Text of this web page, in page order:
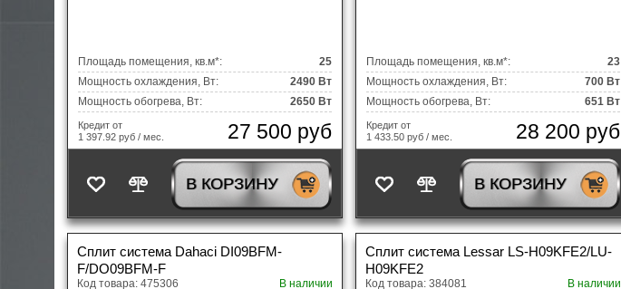
Площадь помещения, кв.м*:
25
Мощность охлаждения, Вт:
2490 Вт
Мощность обогрева, Вт:
2650 Вт
Кредит от
1 397.92 руб / мес.
27 500 руб
В КОРЗИНУ
Площадь помещения, кв.м*:
23
Мощность охлаждения, Вт:
700 Вт
Мощность обогрева, Вт:
651 Вт
Кредит от
1 433.50 руб / мес.
28 200 руб
В КОРЗИНУ
Сплит система Dahaci DI09BFM-
F/DO09BFM-F
Код товара: 475306 В наличии
Сплит система Lessar LS-H09KFE2/LU-
H09KFE2
Код товара: 384081 В наличии